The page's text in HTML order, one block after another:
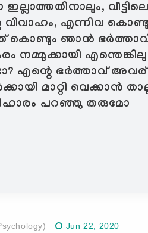
എന്നിവ
കൊണ്ടും ഞാൻ
എന്തെങ്കിലു
എന്റെ ഭർത്താവ്
മാറ്റി വെക്കാൻ
പറഞ്ഞു തരുമോ
Jun 22, 2020